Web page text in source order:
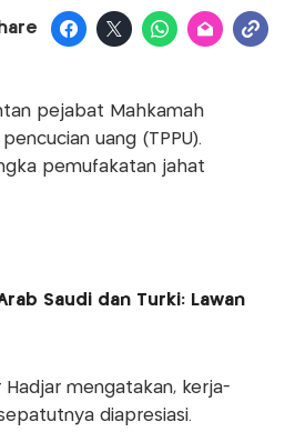
pejabat Mahkamah
uang (TPPU).
pemufakatan jahat
Saudi dan Turki: Lawan
Hadjar mengatakan, kerja-
diapresiasi.